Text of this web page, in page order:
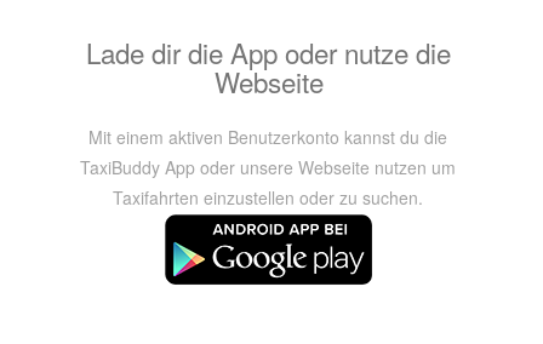
Lade dir die App oder nutze die
Webseite
Mit einem aktiven Benutzerkonto kannst du die
TaxiBuddy App oder unsere Webseite nutzen um
Taxifahrten einzustellen oder zu suchen.